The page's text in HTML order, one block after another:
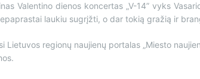
Valentino dienos koncertas „V-14” vyks
laukiu sugrįžti, o dar tokią gražią ir
Lietuvos regionų naujienų portalas „Miesto